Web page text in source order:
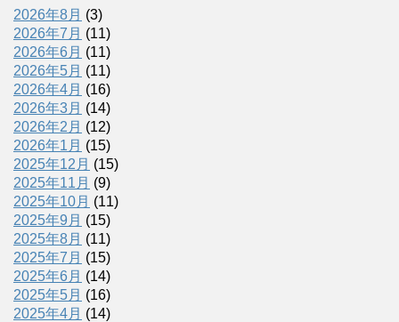
2026年8月 (3)
2026年7月 (11)
2026年6月 (11)
2026年5月 (11)
2026年4月 (16)
2026年3月 (14)
2026年2月 (12)
2026年1月 (15)
2025年12月 (15)
2025年11月 (9)
2025年10月 (11)
2025年9月 (15)
2025年8月 (11)
2025年7月 (15)
2025年6月 (14)
2025年5月 (16)
2025年4月 (14)